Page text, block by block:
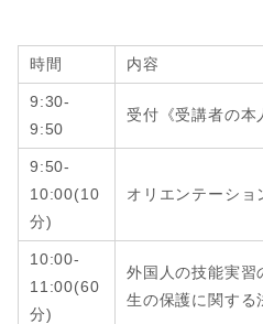
時間 内容
9:30-
9:50
受付《受講者の本
9:50-
10:00(10
分)
オリエンテーショ
10:00-
11:00(60
分)
外国人の技能実習
生の保護に関する